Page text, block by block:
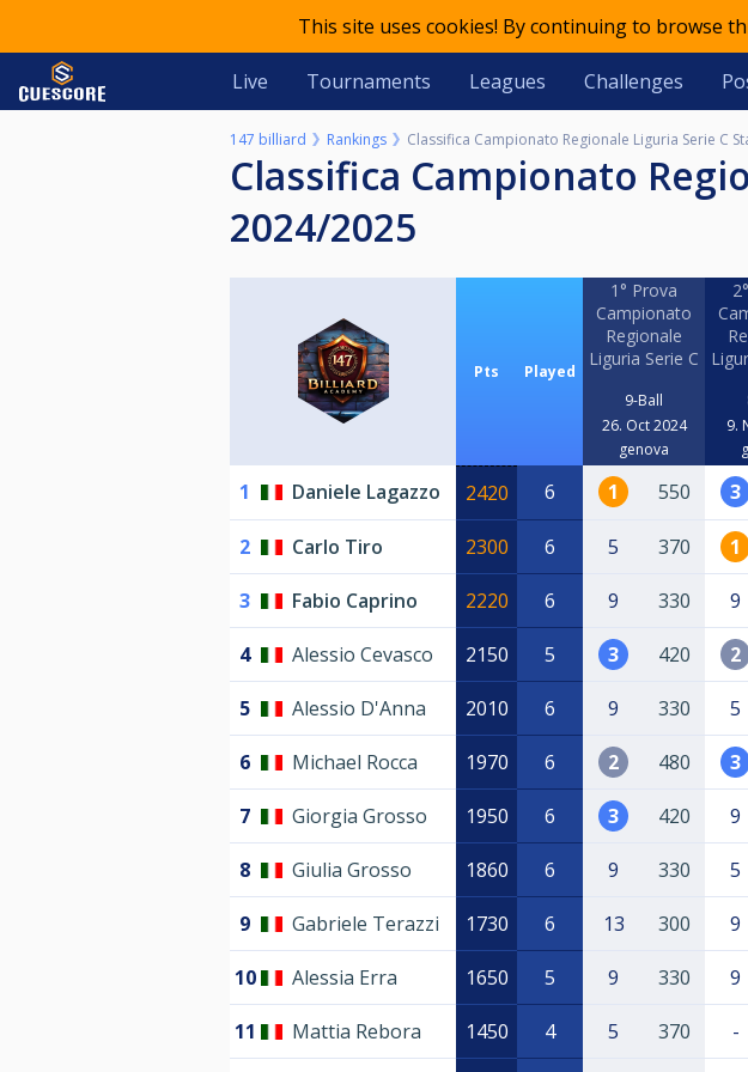
This site uses cookies! By continuing to browse
Live Tournaments Leagues Challenges
147 billiard Rankings Classifica Campionato Regionale Liguria Serie C
Classifica Campionato Regionale Liguria Serie C Stagione
2024/2025
Pts Played
1° Prova
Campionato
Regionale
Liguria Serie C
9-Ball
26. Oct 2024
genova
9.
1 Daniele Lagazzo 2420 6 1 550 3
2 Carlo Tiro 2300 6 5 370 1
3 Fabio Caprino 2220 6 9 330 9
4 Alessio Cevasco 2150 5 3 420 2
5 Alessio D'Anna 2010 6 9 330 5
6 Michael Rocca 1970 6 2 480 3
7 Giorgia Grosso 1950 6 3 420 9
8 Giulia Grosso 1860 6 9 330 5
9 Gabriele Terazzi 1730 6 13 300 9
10 Alessia Erra 1650 5 9 330 9
11 Mattia Rebora 1450 4 5 370 -